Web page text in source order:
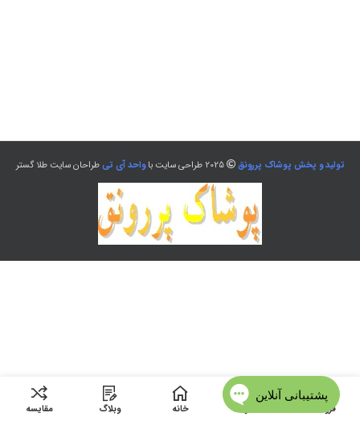
تولید و پخش پوشاک پررونق 2025 طراحی سایت با واحد آی تیطراحان سایت طلا گستر
فروشگاه خانه وبلاگ مقایسه